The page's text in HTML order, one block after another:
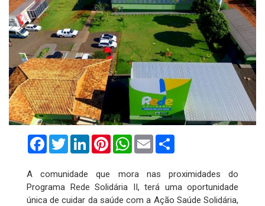
FacebookTwitterLinkedInPinterestWhatsApp
Email
A comunidade que mora nas proximidades do
Programa Rede Solidária II, terá uma oportunidade
única de cuidar da saúde com a Ação Saúde Solidária,